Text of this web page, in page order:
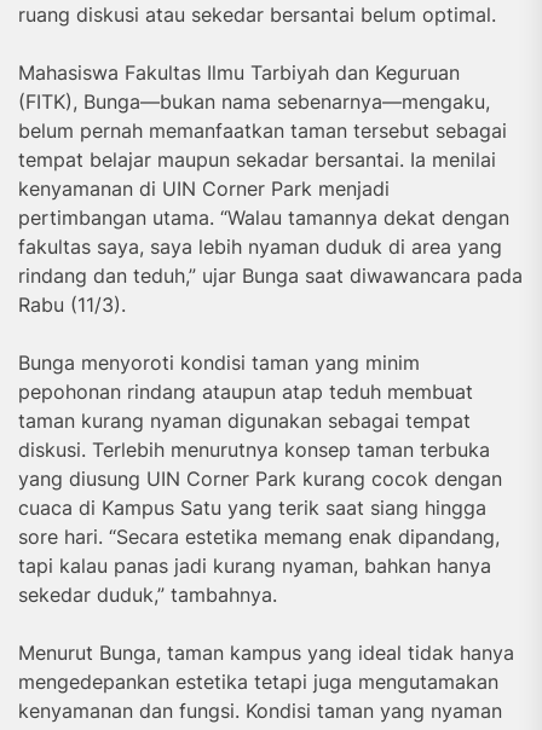
ruang diskusi atau sekedar bersantai belum optimal.
Mahasiswa Fakultas Ilmu Tarbiyah dan Keguruan
(FITK), Bunga—bukan nama sebenarnya—mengaku,
belum pernah memanfaatkan taman tersebut sebagai
tempat belajar maupun sekadar bersantai. Ia menilai
kenyamanan di UIN Corner Park menjadi
pertimbangan utama. “Walau tamannya dekat dengan
fakultas saya, saya lebih nyaman duduk di area yang
rindang dan teduh,” ujar Bunga saat diwawancara pada
Rabu (11/3).
Bunga menyoroti kondisi taman yang minim
pepohonan rindang ataupun atap teduh membuat
taman kurang nyaman digunakan sebagai tempat
diskusi. Terlebih menurutnya konsep taman terbuka
yang diusung UIN Corner Park kurang cocok dengan
cuaca di Kampus Satu yang terik saat siang hingga
sore hari. “Secara estetika memang enak dipandang,
tapi kalau panas jadi kurang nyaman, bahkan hanya
sekedar duduk,” tambahnya.
Menurut Bunga, taman kampus yang ideal tidak hanya
mengedepankan estetika tetapi juga mengutamakan
kenyamanan dan fungsi. Kondisi taman yang nyaman